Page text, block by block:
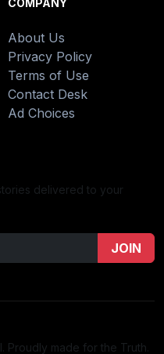
COMPANY
About Us
Privacy Policy
Terms of Use
Contact Desk
Ad Choices
delivered to your
JOIN
Proudly made for the Truth.